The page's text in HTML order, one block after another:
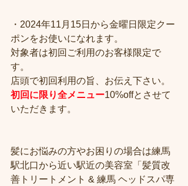
・2024年11月15日から金曜日限定クー
ポンをお使いになれます。
対象者は初回ご利用のお客様限定で
す。
店頭で初回利用の旨、お伝え下さい。
初回に限り全メニュー10%offとさせて
いただきます。
髪にお悩みの方やお困りの場合は練馬
駅北口から近い駅近の美容室「髪質改
善トリートメント & 練馬 ヘッドスパ専